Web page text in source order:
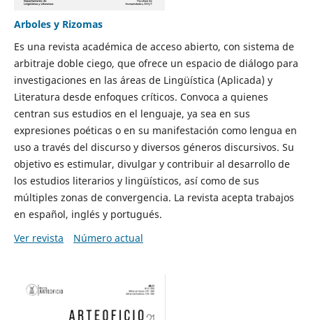
Arboles y Rizomas
Es una revista académica de acceso abierto, con sistema de
arbitraje doble ciego, que ofrece un espacio de diálogo para
investigaciones en las áreas de Lingüística (Aplicada) y
Literatura desde enfoques críticos. Convoca a quienes
centran sus estudios en el lenguaje, ya sea en sus
expresiones poéticas o en su manifestación como lengua en
uso a través del discurso y diversos géneros discursivos. Su
objetivo es estimular, divulgar y contribuir al desarrollo de
los estudios literarios y lingüísticos, así como de sus
múltiples zonas de convergencia. La revista acepta trabajos
en español, inglés y portugués.
Ver revista
Número actual